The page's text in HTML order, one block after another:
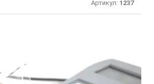
Артикул: 1237